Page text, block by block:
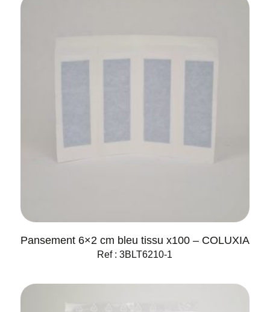
Pansement 6×2 cm bleu tissu x100 – COLUXIA
Ref : 3BLT6210-1